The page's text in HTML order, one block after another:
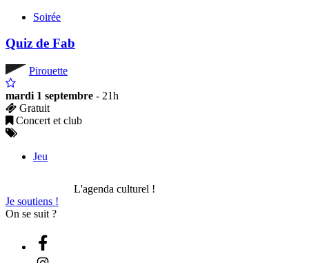
Soirée
Quiz de Fab
Pirouette
mardi 1 septembre - 21h
Gratuit
Concert et club
Jeu
L'agenda culturel !
Je soutiens !
On se suit ?